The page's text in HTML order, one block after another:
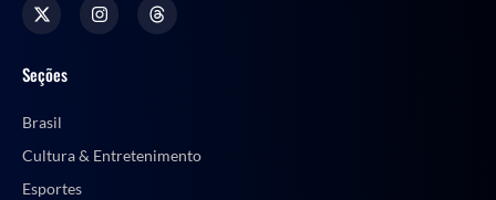
Seções
Brasil
Cultura & Entretenimento
Esportes